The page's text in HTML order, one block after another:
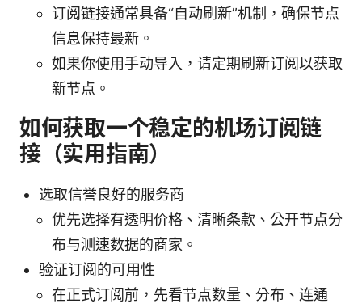
订阅链接通常具备“自动刷新”机制，确保节点
信息保持最新。
如果你使用手动导入，请定期刷新订阅以获取
新节点。
如何获取一个稳定的机场订阅链
接（实用指南）
选取信誉良好的服务商
优先选择有透明价格、清晰条款、公开节点分
布与测速数据的商家。
验证订阅的可用性
在正式订阅前，先看节点数量、分布、连通